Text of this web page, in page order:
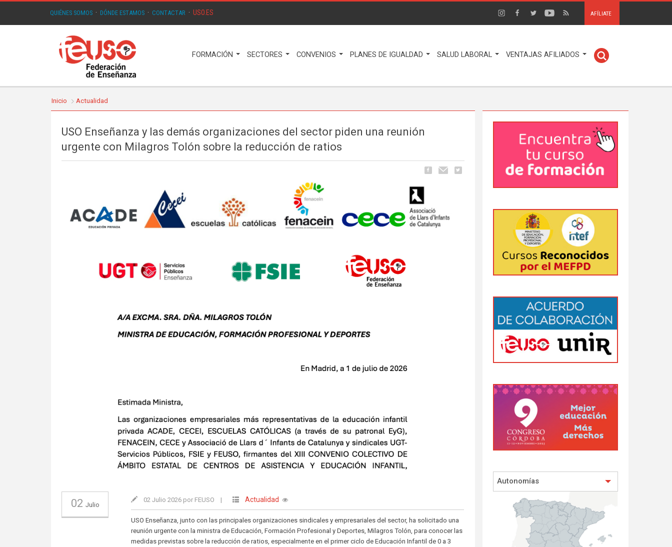
QUIÉNES SOMOS · DÓNDE ESTAMOS · CONTACTAR · USO.ES AFÍLIATE
FORMACIÓN SECTORES CONVENIOS PLANES DE IGUALDAD SALUD LABORAL VENTAJAS AFILIADOS
Inicio Actualidad
USO Enseñanza y las demás organizaciones del sector piden una reunión
urgente con Milagros Tolón sobre la reducción de ratios
02 Julio
02 Julio 2026 por FEUSO | Actualidad
USO Enseñanza, junto con las principales organizaciones sindicales y empresariales del sector, ha solicitado una
reunión urgente con la ministra de Educación, Formación Profesional y Deportes, Milagros Tolón, para conocer las
medidas previstas sobre la reducción de ratios, especialmente en el primer ciclo de Educación Infantil de 0 a 3
Autonomías